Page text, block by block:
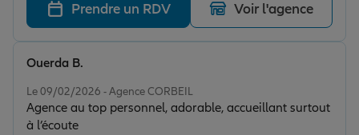
m'ont permis d'avoir un dossier clair et parfaitement
compris. C'est devenu rare de bénéficier d'un
accompagnement aussi complet donc je recommande
sans hésiter !
Prendre un RDV Voir l'agence
Le 09/02/2026 - Agence CORBEIL
Agence au top personnel, adorable, accueillant surtout
à l’écoute
Ouerda B.